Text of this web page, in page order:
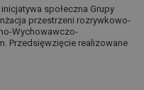
społeczna Grupy
przestrzeni rozrywkowo-
Wychowawczo-
Przedsięwzięcie realizowane